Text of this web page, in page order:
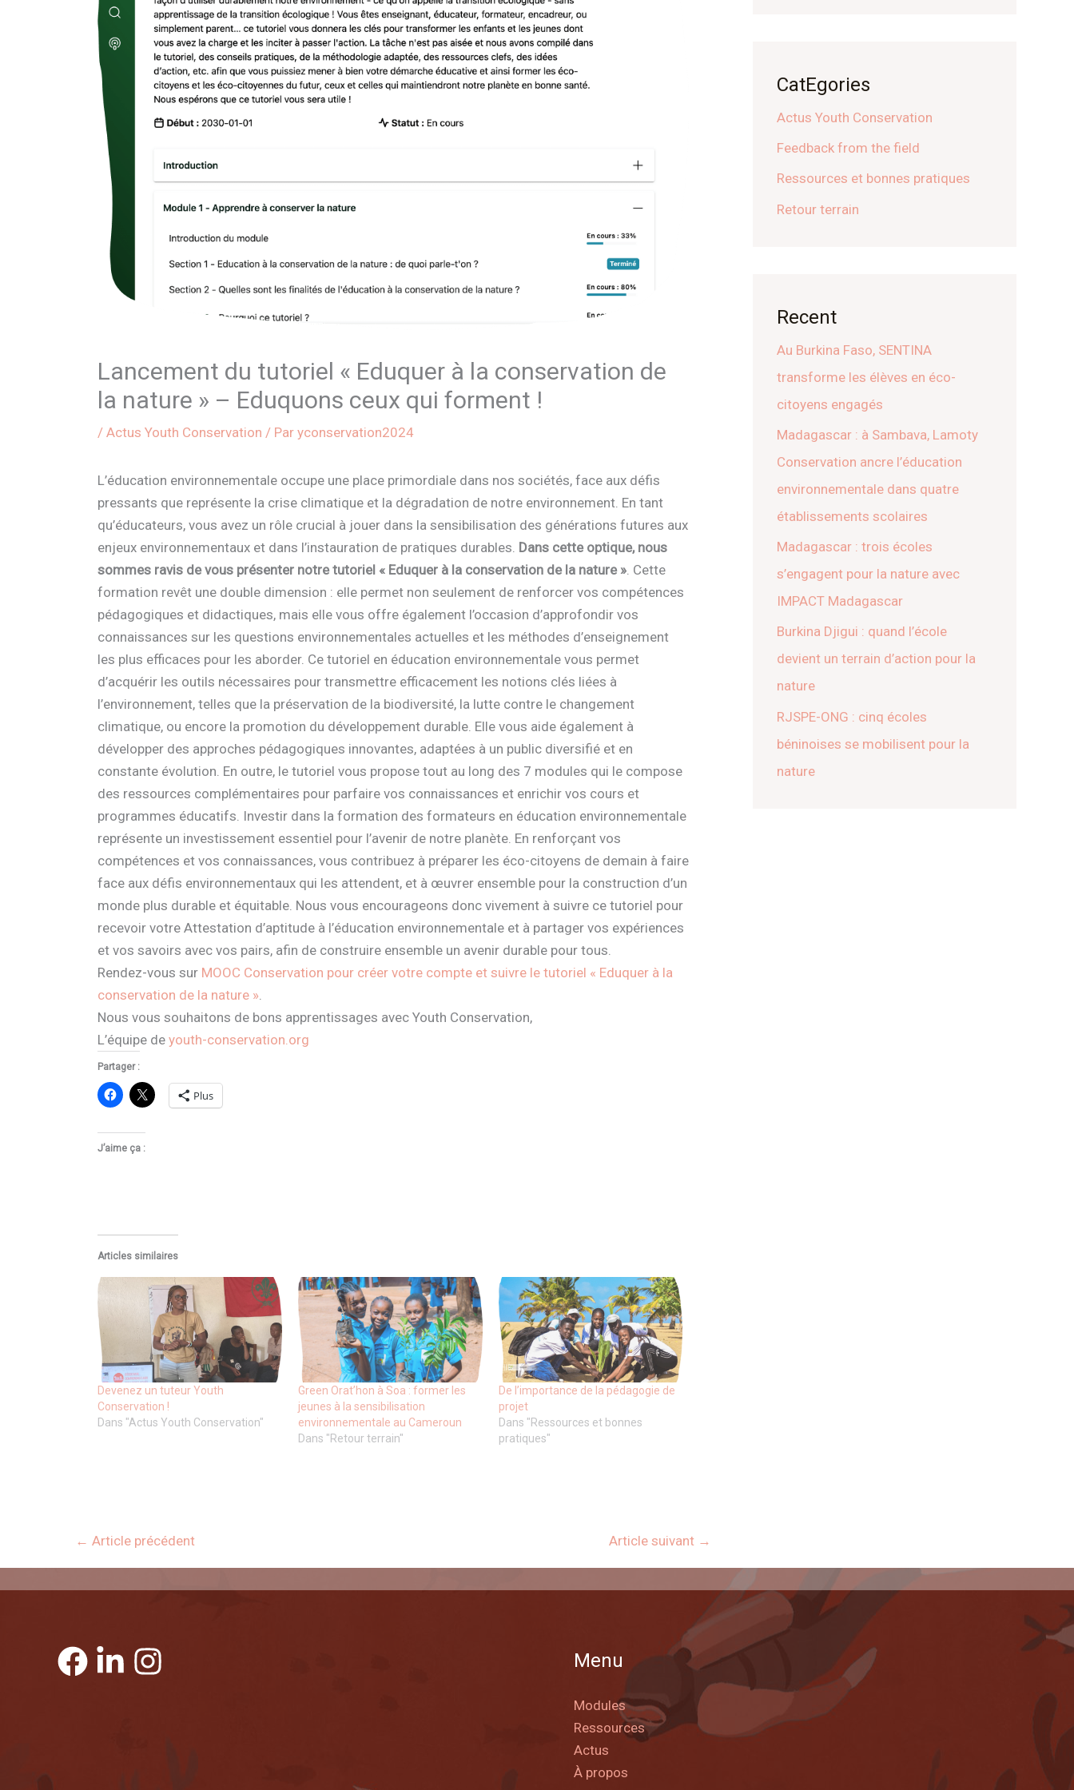
Lancement du tutoriel « Eduquer à la conservation de
la nature » – Eduquons ceux qui forment !
/ Actus Youth Conservation / Par yconservation2024
L’éducation environnementale occupe une place primordiale dans nos sociétés, face aux défis
pressants que représente la crise climatique et la dégradation de notre environnement. En tant
qu’éducateurs, vous avez un rôle crucial à jouer dans la sensibilisation des générations futures aux
enjeux environnementaux et dans l’instauration de pratiques durables. Dans cette optique, nous
sommes ravis de vous présenter notre tutoriel « Eduquer à la conservation de la nature ». Cette
formation revêt une double dimension : elle permet non seulement de renforcer vos compétences
pédagogiques et didactiques, mais elle vous offre également l’occasion d’approfondir vos
connaissances sur les questions environnementales actuelles et les méthodes d’enseignement
les plus efficaces pour les aborder. Ce tutoriel en éducation environnementale vous permet
d’acquérir les outils nécessaires pour transmettre efficacement les notions clés liées à
l’environnement, telles que la préservation de la biodiversité, la lutte contre le changement
climatique, ou encore la promotion du développement durable. Elle vous aide également à
développer des approches pédagogiques innovantes, adaptées à un public diversifié et en
constante évolution. En outre, le tutoriel vous propose tout au long des 7 modules qui le compose
des ressources complémentaires pour parfaire vos connaissances et enrichir vos cours et
programmes éducatifs. Investir dans la formation des formateurs en éducation environnementale
représente un investissement essentiel pour l’avenir de notre planète. En renforçant vos
compétences et vos connaissances, vous contribuez à préparer les éco-citoyens de demain à faire
face aux défis environnementaux qui les attendent, et à œuvrer ensemble pour la construction d’un
monde plus durable et équitable. Nous vous encourageons donc vivement à suivre ce tutoriel pour
recevoir votre Attestation d’aptitude à l’éducation environnementale et à partager vos expériences
et vos savoirs avec vos pairs, afin de construire ensemble un avenir durable pour tous.
Rendez-vous sur MOOC Conservation pour créer votre compte et suivre le tutoriel « Eduquer à la
conservation de la nature ».
Nous vous souhaitons de bons apprentissages avec Youth Conservation,
L’équipe de youth-conservation.org
Partager :
Plus
J’aime ça :
Articles similaires
Devenez un tuteur Youth
Conservation !
Dans "Actus Youth Conservation"
Green Orat’hon à Soa : former les
jeunes à la sensibilisation
environnementale au Cameroun
Dans "Retour terrain"
De l’importance de la pédagogie de
projet
Dans "Ressources et bonnes
pratiques"
← Article précédent Article suivant →
CatEgories
Actus Youth Conservation
Feedback from the field
Ressources et bonnes pratiques
Retour terrain
Recent
Au Burkina Faso, SENTINA
transforme les élèves en éco-
citoyens engagés
Madagascar : à Sambava, Lamoty
Conservation ancre l’éducation
environnementale dans quatre
établissements scolaires
Madagascar : trois écoles
s’engagent pour la nature avec
IMPACT Madagascar
Burkina Djigui : quand l’école
devient un terrain d’action pour la
nature
RJSPE-ONG : cinq écoles
béninoises se mobilisent pour la
nature
Menu
Modules
Ressources
Actus
À propos